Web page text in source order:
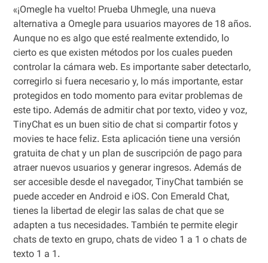
«¡Omegle ha vuelto! Prueba Uhmegle, una nueva
alternativa a Omegle para usuarios mayores de 18 años.
Aunque no es algo que esté realmente extendido, lo
cierto es que existen métodos por los cuales pueden
controlar la cámara web. Es importante saber detectarlo,
corregirlo si fuera necesario y, lo más importante, estar
protegidos en todo momento para evitar problemas de
este tipo. Además de admitir chat por texto, video y voz,
TinyChat es un buen sitio de chat si compartir fotos y
movies te hace feliz. Esta aplicación tiene una versión
gratuita de chat y un plan de suscripción de pago para
atraer nuevos usuarios y generar ingresos. Además de
ser accesible desde el navegador, TinyChat también se
puede acceder en Android e iOS. Con Emerald Chat,
tienes la libertad de elegir las salas de chat que se
adapten a tus necesidades. También te permite elegir
chats de texto en grupo, chats de video 1 a 1 o chats de
texto 1 a 1.